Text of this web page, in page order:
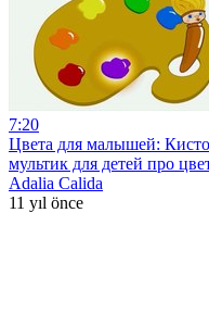
7:20
Цвета для малышей:
мультик для детей про
Adalia Calida
11 yıl önce